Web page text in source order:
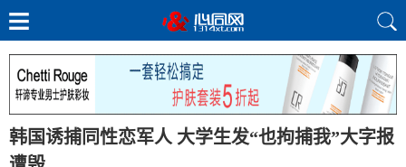
韩国诱捕同性恋军人 大学生发“也拘捕我”大字报